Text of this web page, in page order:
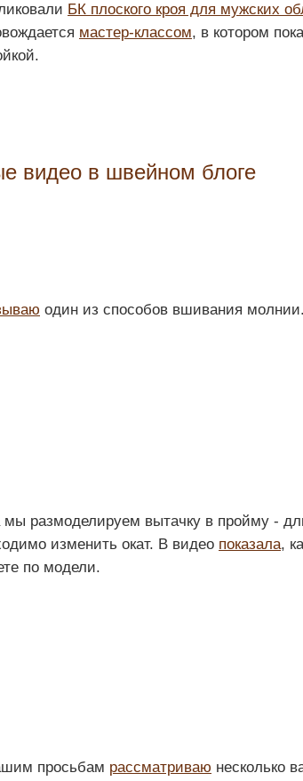
БК плоского кроя для мужских
мастер-классом, в котором
видео в швейном блоге
один из способов вшивания молнии.
мы размоделируем вытачку в пройму -
изменить окат. В видео показала,
по модели.
просьбам рассматриваю несколько